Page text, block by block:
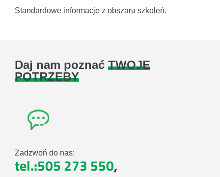
Standardowe informacje z obszaru szkoleń.
Daj nam poznać TWOJE
POTRZEBY
Zadzwoń do nas:
tel.:505 273 550,